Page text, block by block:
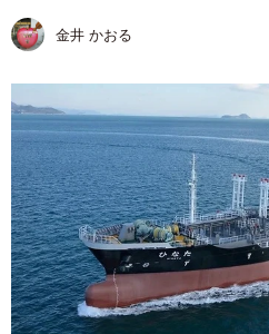
金井 かおる